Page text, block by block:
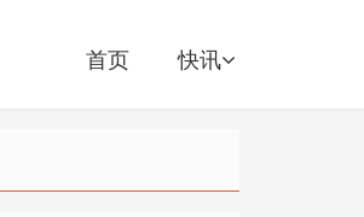
首页 快讯